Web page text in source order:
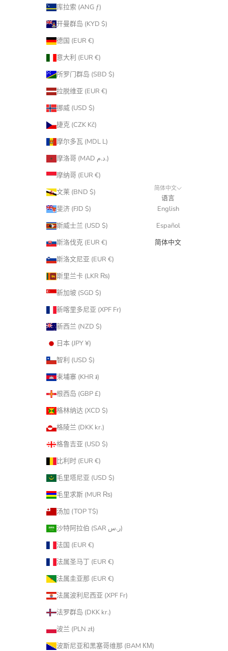
库拉索 (ANG ƒ)
开曼群岛 (KYD $)
德国 (EUR €)
意大利 (EUR €)
所罗门群岛 (SBD $)
拉脱维亚 (EUR €)
挪威 (USD $)
捷克 (CZK Kč)
摩尔多瓦 (MDL L)
摩洛哥 (MAD د.م.)
摩纳哥 (EUR €)
文莱 (BND $)
斐济 (FJD $)
斯威士兰 (USD $)
斯洛伐克 (EUR €)
斯洛文尼亚 (EUR €)
斯里兰卡 (LKR ₨)
新加坡 (SGD $)
新喀里多尼亚 (XPF Fr)
新西兰 (NZD $)
日本 (JPY ¥)
智利 (USD $)
柬埔寨 (KHR ៛)
根西岛 (GBP £)
格林纳达 (XCD $)
格陵兰 (DKK kr.)
格鲁吉亚 (USD $)
比利时 (EUR €)
毛里塔尼亚 (USD $)
毛里求斯 (MUR ₨)
汤加 (TOP T$)
沙特阿拉伯 (SAR ر.س)
法国 (EUR €)
法属圣马丁 (EUR €)
法属圭亚那 (EUR €)
法属波利尼西亚 (XPF Fr)
法罗群岛 (DKK kr.)
波兰 (PLN zł)
波斯尼亚和黑塞哥维那 (BAM КМ)
简体中文
语言
English
Español
简体中文